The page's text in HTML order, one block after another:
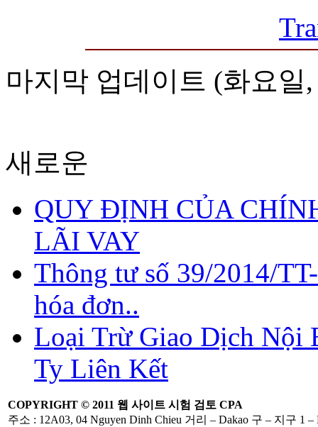
마지막 업데이트 (화요일,
새로운
QUY ĐỊNH CỦA
LÃI VAY
Thông tư số 39/2014/
hóa đơn..
Loại Trừ Giao Dịch Nội
Ty Liên Kết
COPYRIGHT © 2011 웹 사이트 시험 검토 CPA
주소 : 12A03, 04 Nguyen Dinh Chieu 거리 – Dakao 구 – 지구 1 –